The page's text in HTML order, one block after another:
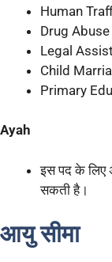
Human
Drug
Legal
Child
Primary
Ayah
इस पद के लिए
सकती है।
आयु सीमा